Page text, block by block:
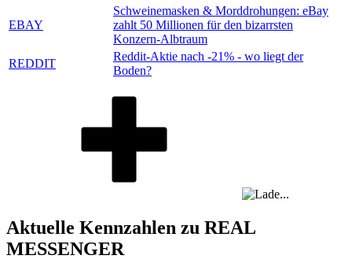
EBAY
Schweinemasken & Morddrohungen: eBay
zahlt 50 Millionen für den bizarrsten
Konzern-Albtraum
REDDIT
Reddit-Aktie nach -21% - wo liegt der
Boden?
Aktuelle Kennzahlen zu REAL
MESSENGER